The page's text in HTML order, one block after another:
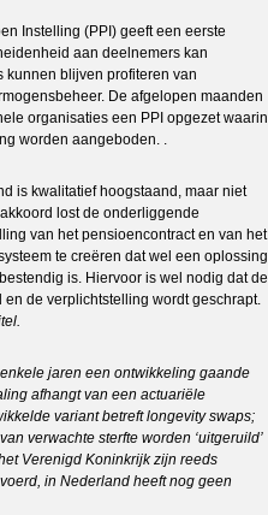
Instelling (PPI) geeft een eerste
aan deelnemers kan
kunnen blijven profiteren van
De afgelopen maanden
organisaties een PPI opgezet waarin
worden aangeboden. .
is kwalitatief hoogstaand, maar niet
lost de onderliggende
van het pensioencontract en van het
te creëren dat wel een oplossing
is. Hiervoor is wel nodig dat de
de verplichtstelling wordt geschrapt.
jaren een ontwikkeling gaande
afhangt van een actuariële
variant betreft longevity swaps;
verwachte sterfte worden ‘uitgeruild’
Verenigd Koninkrijk zijn reeds
in Nederland heeft nog geen